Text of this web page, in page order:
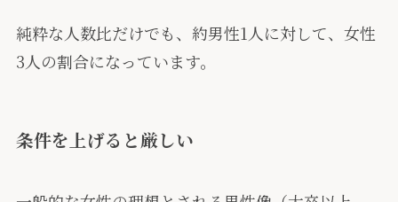
純粋な人数比だけでも、約男性1人に対して、女性
3人の割合になっています。
条件を上げると厳しい